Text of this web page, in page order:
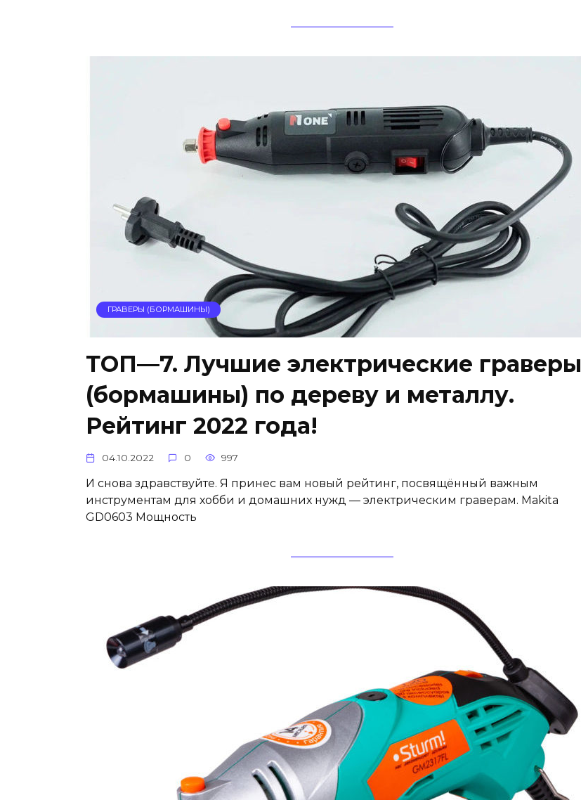
ГРАВЕРЫ (БОРМАШИНЫ)
ТОП—7. Лучшие электрические граверы
(бормашины) по дереву и металлу.
Рейтинг 2022 года!
04.10.2022 0 997
И снова здравствуйте. Я принес вам новый рейтинг, посвящённый важным
инструментам для хобби и домашних нужд — электрическим граверам. Makita
GD0603 Мощность